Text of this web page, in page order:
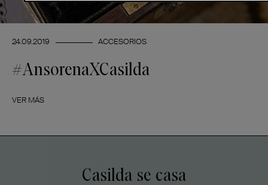
24.09.2019 ACCESORIOS
#AnsorenaXCasilda
VER MÁS
Casilda se casa